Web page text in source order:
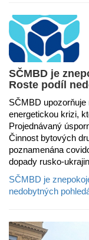
SČMBD je
Roste podíl
SČMBD
energetickou krizi,
Projednávaný
Činnost bytových
poznamenána
dopady rusko-
SČMBD je
nedobytných